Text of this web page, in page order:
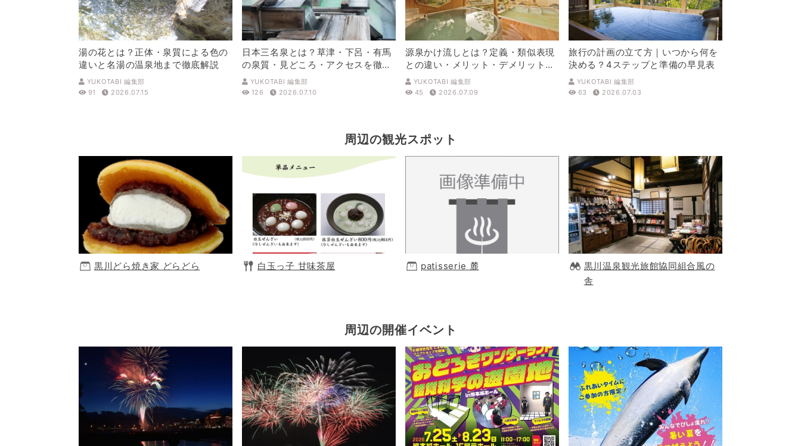
湯の花とは？正体・泉質による色の
違いと名湯の温泉地まで徹底解説
YUKOTABI 編集部
91
2026.07.15
日本三名泉とは？草津・下呂・有馬
の泉質・見どころ・アクセスを徹底
解説
YUKOTABI 編集部
126
2026.07.10
源泉かけ流しとは？定義・類似表現
との違い・メリット・デメリットを
解説
YUKOTABI 編集部
45
2026.07.09
旅行の計画の立て方｜いつから何を
決める？4ステップと準備の早見表
YUKOTABI 編集部
63
2026.07.03
周辺の観光スポット
黒川どら焼き家 どらどら 白玉っ子 甘味茶屋 patisserie 麓
黒川温泉観光旅館協同組合風の
舎
周辺の開催イベント